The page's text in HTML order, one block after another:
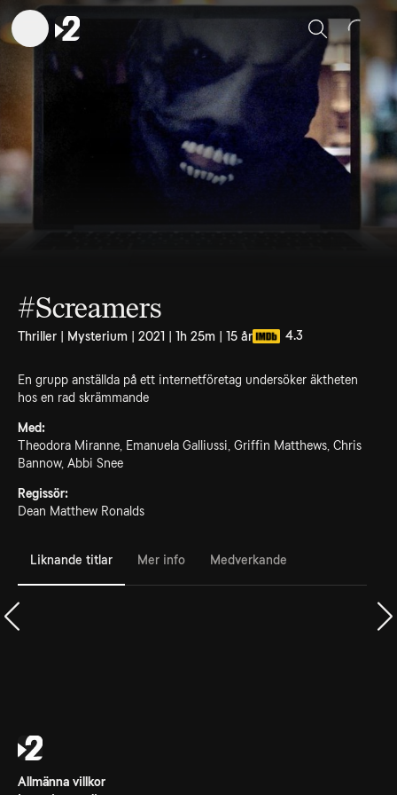
Sök
#Screamers
Thriller | Mysterium | 2021 | 1h 25m | 15 år 4.3
En grupp anställda på ett internetföretag undersöker äktheten
hos en rad skrämmande
Med:
Theodora Miranne, Emanuela Galliussi, Griffin Matthews, Chris
Bannow, Abbi Snee
Regissör:
Dean Matthew Ronalds
Liknande titlar Mer info Medverkande
Allmänna villkor